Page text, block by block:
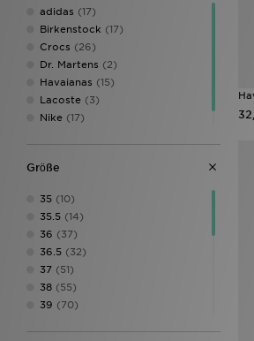
adidas (17)
Birkenstock (17)
Crocs (26)
Dr. Martens (2)
Havaianas (15)
Lacoste (3)
Nike (17)
Grӧße
35 (10)
35.5 (14)
36 (37)
36.5 (32)
37 (51)
38 (55)
39 (70)